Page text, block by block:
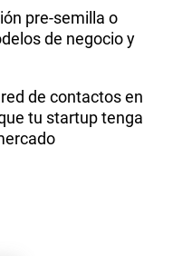
pre-semilla o
de negocio y
de contactos en
tu startup tenga